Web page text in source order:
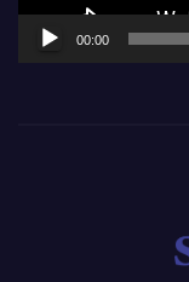
00:00